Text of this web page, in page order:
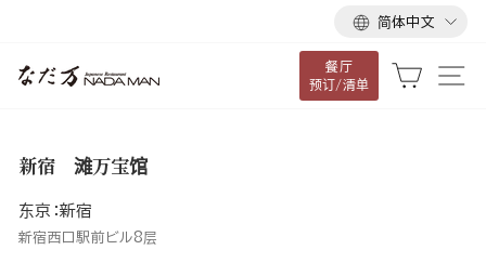
语
言
简体中文
餐厅
预订/清单
大车
新宿 滩万宝馆
东京：新宿
新宿西口駅前ビル8层